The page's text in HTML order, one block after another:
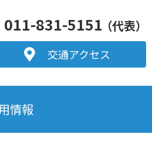
011-831-5151 （代表）
交通アクセス
情報